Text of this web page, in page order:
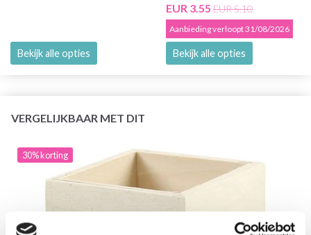
Bekijk alle opties
EUR 3.55 EUR 5.10
Aanbieding verloopt 31/08/2026
Bekijk alle opties
VERGELIJKBAAR MET DIT
30% korting